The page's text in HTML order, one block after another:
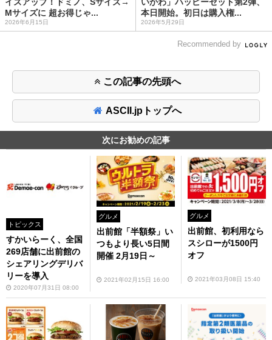
Mサイズに 超お得じゃ...
2026年6月15日
本日開始。初日は購入権...
2026年5月29日
Recommended by
この記事の先頭へ
ASCII.jpトップへ
次にお勧めの記事
トピックス
すかいらーく、全国
269店舗に出前館の
シェアリングデリバ
リーを導入
2020年07月31日 08:00
グルメ
出前館「半額祭」い
つもより長い5日間
開催 2月19日～
2021年02月15日 16:00
グルメ
出前館、初利用なら
スシローが1500円
オフ
2021年03月08日 15:40